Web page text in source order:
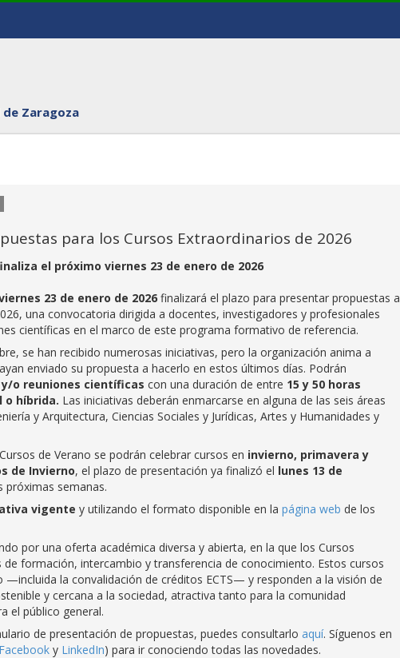
Zaragoza
para los Cursos Extraordinarios de 2026
el próximo viernes 23 de enero de 2026
23 de enero de 2026 finalizará el plazo para presentar propuestas a
una convocatoria dirigida a docentes, investigadores y profesionales
científicas en el marco de este programa formativo de referencia.
se han recibido numerosas iniciativas, pero la organización anima a
enviado su propuesta a hacerlo en estos últimos días. Podrán
o reuniones científicas con una duración de entre 15 y 50 horas
o híbrida. Las iniciativas deberán enmarcarse en alguna de las seis áreas
y Arquitectura, Ciencias Sociales y Jurídicas, Artes y Humanidades y
de Verano se podrán celebrar cursos en invierno, primavera y
de Invierno, el plazo de presentación ya finalizó el lunes 13 de
próximas semanas.
vigente y utilizando el formato disponible en la página web de los
por una oferta académica diversa y abierta, en la que los Cursos
formación, intercambio y transferencia de conocimiento. Estos cursos
la convalidación de créditos ECTS— y responden a la visión de
y cercana a la sociedad, atractiva tanto para la comunidad
el público general.
de presentación de propuestas, puedes consultarlo aquí. Síguenos en
Facebook y LinkedIn) para ir conociendo todas las novedades.